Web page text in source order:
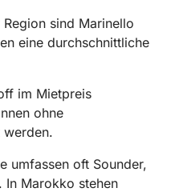
sind Marinello
eine durchschnittliche
im Mietpreis
ohne
werden.
umfassen oft Sounder,
In Marokko stehen